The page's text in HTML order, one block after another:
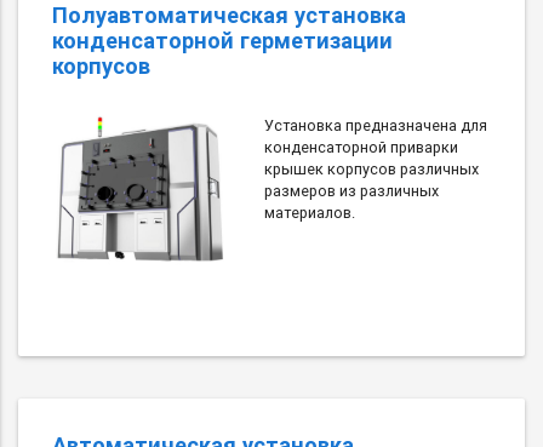
Полуавтоматическая установка
конденсаторной герметизации
корпусов
Установка предназначена для
конденсаторной приварки
крышек корпусов различных
размеров из различных
материалов.